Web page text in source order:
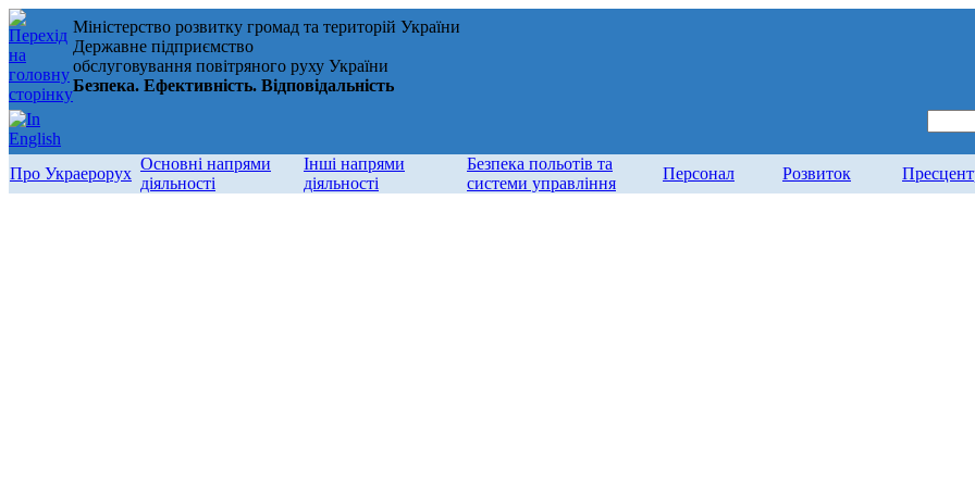
Міністерство розвитку громад та територій України
Державне підприємство
обслуговування повітряного руху України
Безпека. Ефективність. Відповідальність
Про Украерорух
Основні напрями
діяльності
Інші напрями
діяльності
Безпека польотів та
системи управління
Персонал Розвиток